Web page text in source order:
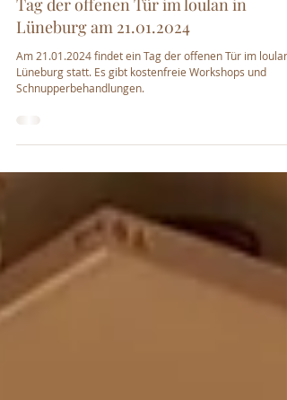
Reiki
Tag der offenen Tür im loulan in
Lüneburg am 21.01.2024
Am 21.01.2024 findet ein Tag der offenen Tür im loulan
Schnupperbehandlungen.